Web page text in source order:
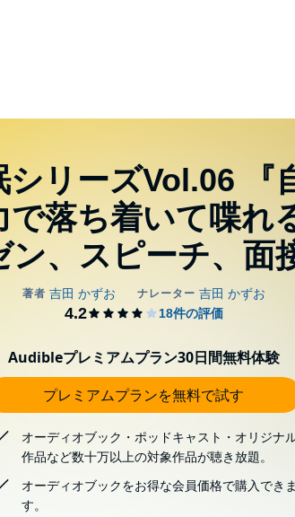
シリーズVol.06 『
で落ち着いて喋れ
ン、スピーチ、面
Audibleプレミアムプラン30日間無料体験
プレミアムプランを無料で試す
オーディオブック・ポッドキャスト・オリジナ
作品など数十万以上の対象作品が聴き放題。
オーディオブックをお得な会員価格で購入できま
す。